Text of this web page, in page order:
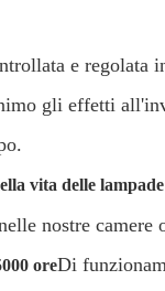
e regolata
gli effetti
vita delle
nostre camere
oreDi